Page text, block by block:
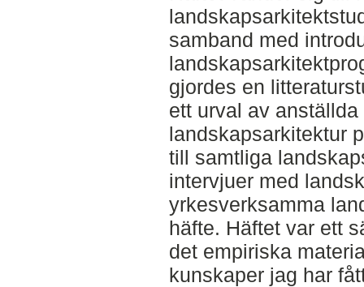
samband med
gjordes en
ett urval av
landskapsarkitektur
till samtliga
intervjuer med
yrkesverksamma
häfte. Häftet var ett
det empiriska
kunskaper jag har